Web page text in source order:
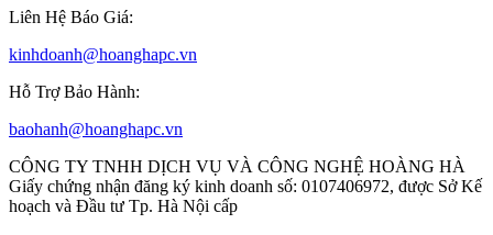
Liên Hệ Báo Giá:
kinhdoanh@hoanghapc.vn
Hỗ Trợ Bảo Hành:
baohanh@hoanghapc.vn
CÔNG TY TNHH DỊCH VỤ VÀ CÔNG NGHỆ HOÀNG HÀ
Giấy chứng nhận đăng ký kinh doanh số: 0107406972, được Sở Kế
hoạch và Đầu tư Tp. Hà Nội cấp